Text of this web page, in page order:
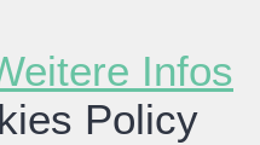
Infos
Policy